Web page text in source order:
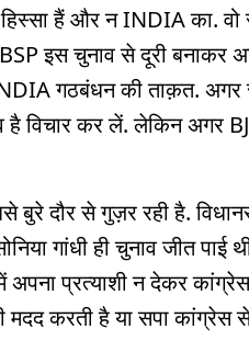
हिस्सा हैं और न INDIA का.
इस चुनाव से दूरी बनाकर
गठबंधन की ताक़त. अगर
है विचार कर लें. लेकिन अगर
बुरे दौर से गुज़र रही है.
गांधी ही चुनाव जीत
प्रत्याशी न देकर
करती है या सपा कांग्रेस